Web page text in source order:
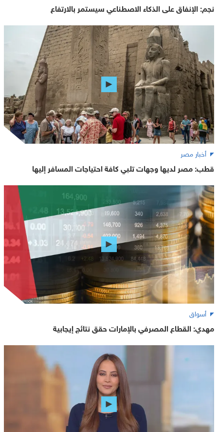
نجم: الإنفاق على الذكاء الاصطناعي سيستمر بالارتفاع
أخبار مصر
قطب: مصر لديها وجهات تلبي كافة احتياجات المسافر إليها
أسواق
مهدي: القطاع المصرفي بالإمارات حقق نتائج إيجابية